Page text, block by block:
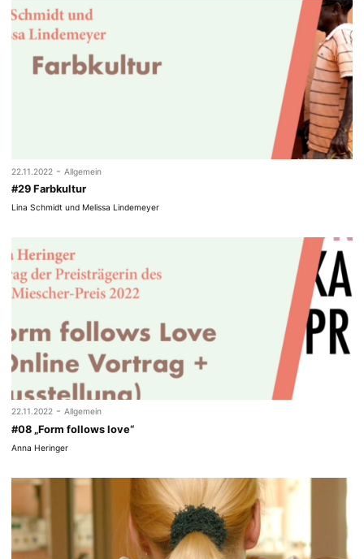
22.11.2022 - Allgemein
#29 Farbkultur
Lina Schmidt und Melissa Lindemeyer
22.11.2022 - Allgemein
#08 „Form follows love“
Anna Heringer